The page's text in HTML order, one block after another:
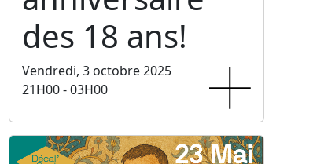
des 18 ans!
Vendredi, 3 octobre 2025
21H00 - 03H00